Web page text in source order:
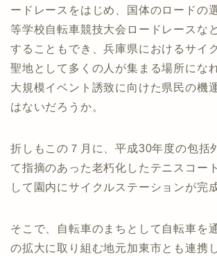
ードレースをはじめ、国体のロードの
等学校自転車競技大会ロードレースな
することもでき、兵庫県におけるサイ
聖地として多くの人が集まる場所にな
大規模イベント誘致に向けた県民の機
はないだろうか。
折しもこの７月に、平成30年度の包括
て指摘のあった老朽化したテニスコー
して園内にサイクルステーションが完
そこで、自転車のまちとして自転車を
の拡大に取り組む地元加東市とも連携